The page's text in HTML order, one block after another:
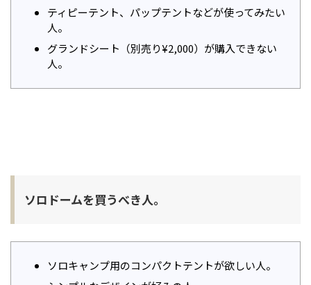
ティピーテント、パップテントなどが使ってみたい
人。
グランドシート（別売り¥2,000）が購入できない
人。
ソロドームを買うべき人。
ソロキャンプ用のコンパクトテントが欲しい人。